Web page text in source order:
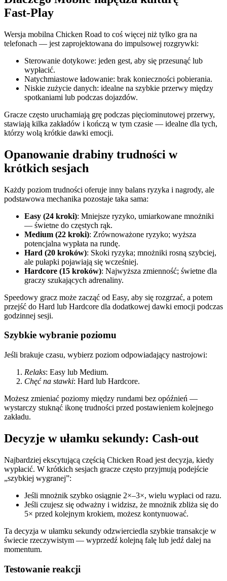
Fast‑Play
Wersja mobilna Chicken Road to coś więcej niż tylko gra na
telefonach — jest zaprojektowana do impulsowej rozgrywki:
Sterowanie dotykowe: jeden gest, aby się przesunąć lub
wypłacić.
Natychmiastowe ładowanie: brak konieczności pobierania.
Niskie zużycie danych: idealne na szybkie przerwy między
spotkaniami lub podczas dojazdów.
Gracze często uruchamiają grę podczas pięciominutowej przerwy,
stawiają kilka zakładów i kończą w tym czasie — idealne dla tych,
którzy wolą krótkie dawki emocji.
Opanowanie drabiny trudności w
krótkich sesjach
Każdy poziom trudności oferuje inny balans ryzyka i nagrody, ale
podstawowa mechanika pozostaje taka sama:
Easy (24 kroki): Mniejsze ryzyko, umiarkowane mnożniki
— świetne do częstych rąk.
Medium (22 kroki): Zrównoważone ryzyko; wyższa
potencjalna wypłata na rundę.
Hard (20 kroków): Skoki ryzyka; mnożniki rosną szybciej,
ale pułapki pojawiają się wcześniej.
Hardcore (15 kroków): Najwyższa zmienność; świetne dla
graczy szukających adrenaliny.
Speedowy gracz może zacząć od Easy, aby się rozgrzać, a potem
przejść do Hard lub Hardcore dla dodatkowej dawki emocji podczas
godzinnej sesji.
Szybkie wybranie poziomu
Jeśli brakuje czasu, wybierz poziom odpowiadający nastrojowi:
Relaks: Easy lub Medium.
Chęć na stawki: Hard lub Hardcore.
Możesz zmieniać poziomy między rundami bez opóźnień —
wystarczy stuknąć ikonę trudności przed postawieniem kolejnego
zakładu.
Decyzje w ułamku sekundy: Cash‑out
Najbardziej ekscytującą częścią Chicken Road jest decyzja, kiedy
wypłacić. W krótkich sesjach gracze często przyjmują podejście
„szybkiej wygranej”:
Jeśli mnożnik szybko osiągnie 2×–3×, wielu wypłaci od razu.
Jeśli czujesz się odważny i widzisz, że mnożnik zbliża się do
5× przed kolejnym krokiem, możesz kontynuować.
Ta decyzja w ułamku sekundy odzwierciedla szybkie transakcje w
świecie rzeczywistym — wyprzedź kolejną falę lub jedź dalej na
momentum.
Testowanie reakcji